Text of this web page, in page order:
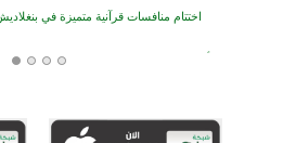
اختتام منافسات قرآنية متميزة في بنغلاديش
أكثر من 400 طالب يشاركون في مسابقة المعلومات الإسلامية بأستراليا
منطقة ريبوفسي تحتفل بميلاد مسجد جديد